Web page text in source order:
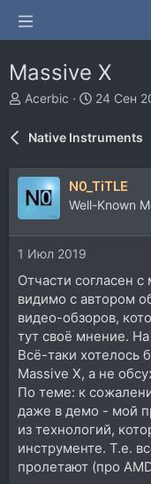
Massive X
А
т
р
т
е
Acerbic
Д
н
а
ч
24 Сен
Native Instruments
N0_TiTLE
Well-Known
1 Июл 2019
Отчасти согласен
видимо с автором
видео-обзоров,
тут своё мнение.
Всё-таки хотелось
Massive X, а не
По теме: к
даже в демо - мой
из технологий,
инструменте. Т.е.
пролетают (про